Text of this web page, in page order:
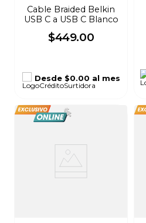
Cable Braided Belkin
USB C a USB C Blanco
$449.00
Desde$0.00 al mes